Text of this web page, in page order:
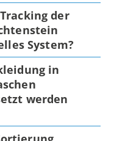
der
System?
in
werden